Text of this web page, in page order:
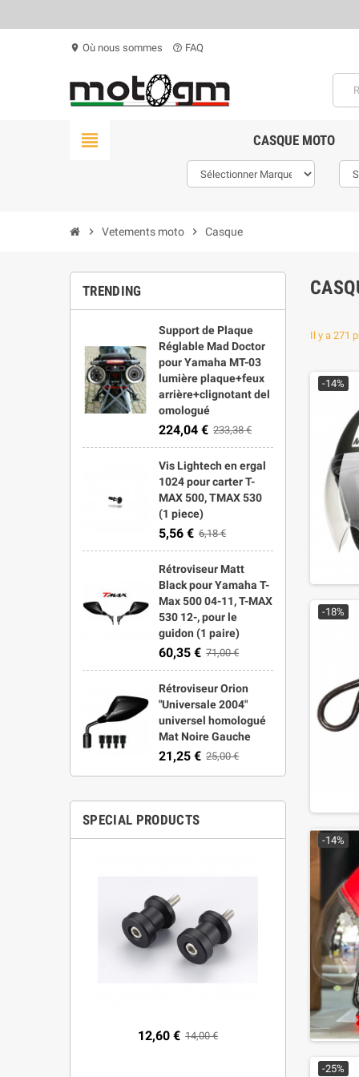
location_on Où nous sommes help_outline FAQ
view_headline CASQUE MOTO
chevron_right Vetements moto chevron_right Casque
TRENDING
Support de Plaque
Réglable Mad Doctor
pour Yamaha MT-03
lumière plaque+feux
arrière+clignotant del
omologué
224,04 € 233,38 €
Vis Lightech en ergal
1024 pour carter T-
MAX 500, TMAX 530
(1 piece)
5,56 € 6,18 €
Rétroviseur Matt
Black pour Yamaha T-
Max 500 04-11, T-MAX
530 12-, pour le
guidon (1 paire)
60,35 € 71,00 €
Rétroviseur Orion
"Universale 2004"
universel homologué
Mat Noire Gauche
21,25 € 25,00 €
SPECIAL PRODUCTS
12,60 € 14,00 €
Il y a 271
-14%
-18%
-14%
-25%